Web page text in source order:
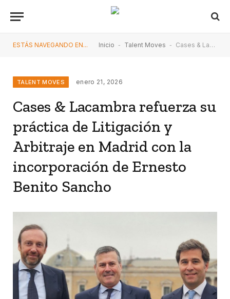
ESTÁS NAVEGANDO EN... Inicio - Talent Moves - Cases & Lacambra refuerza su práctica de Litigación y Arbitraje en Madrid con la incorporación de Ernesto Benito Sancho
TALENT MOVES enero 21, 2026
Cases & Lacambra refuerza su
práctica de Litigación y
Arbitraje en Madrid con la
incorporación de Ernesto
Benito Sancho